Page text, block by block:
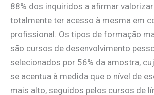
88% dos inquiridos a afirmar
totalmente ter acesso à mesma em
profissional. Os tipos de formação
são cursos de desenvolvimento
selecionados por 56% da amostra,
se acentua à medida que o nível de
mais alto, seguidos pelos cursos de